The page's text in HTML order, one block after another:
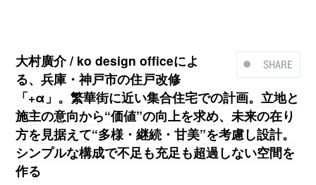
SHARE
大村廣介 / ko design officeによ
る、兵庫・神戸市の住戸改修
「+α」。繁華街に近い集合住宅での計画。立地と
施主の意向から“価値”の向上を求め、未来の在り
方を見据えて“多様・継続・甘美”を考慮し設計。
シンプルな構成で不足も充足も超過しない空間を
作る